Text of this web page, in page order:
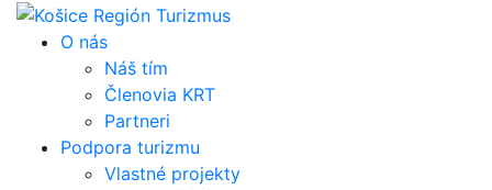
Skip
O nás
Náš tím
Členovia KRT
Partneri
Podpora turizmu
Vlastné projekty